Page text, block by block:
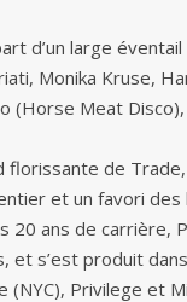
d’un large
Monika Kruse,
(Horse Meat
florissante de
et un favori
20 ans de carrière,
et s’est produit
(NYC), Privilege et